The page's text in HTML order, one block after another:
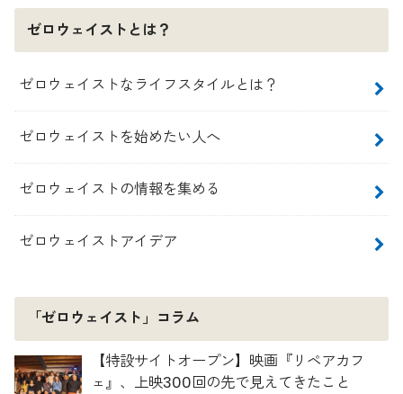
ゼロウェイストとは？
ゼロウェイストなライフスタイルとは？
ゼロウェイストを始めたい人へ
ゼロウェイストの情報を集める
ゼロウェイストアイデア
「ゼロウェイスト」コラム
【特設サイトオープン】映画『リペアカフ
ェ』、上映300回の先で見えてきたこと